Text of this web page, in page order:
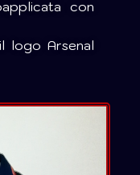
con
logo Arsenal